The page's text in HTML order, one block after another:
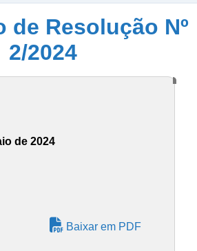
de Resolução Nº
2/2024
de 2024
Baixar em PDF